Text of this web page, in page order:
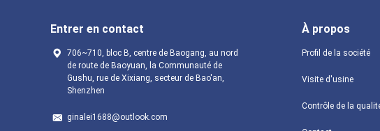
Entrer en contact
706~710, bloc B, centre de Baogang, au nord
de route de Baoyuan, la Communauté de
Gushu, rue de Xixiang, secteur de Bao'an,
Shenzhen
ginalei1688@outlook.com
À propos
Profil de la société
Visite d'usine
Contrôle de la